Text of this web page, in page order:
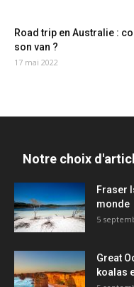
Road trip en Australie :
son van ?
17 mai 2022
Notre choix
Fraser
monde
5
Great
koalas